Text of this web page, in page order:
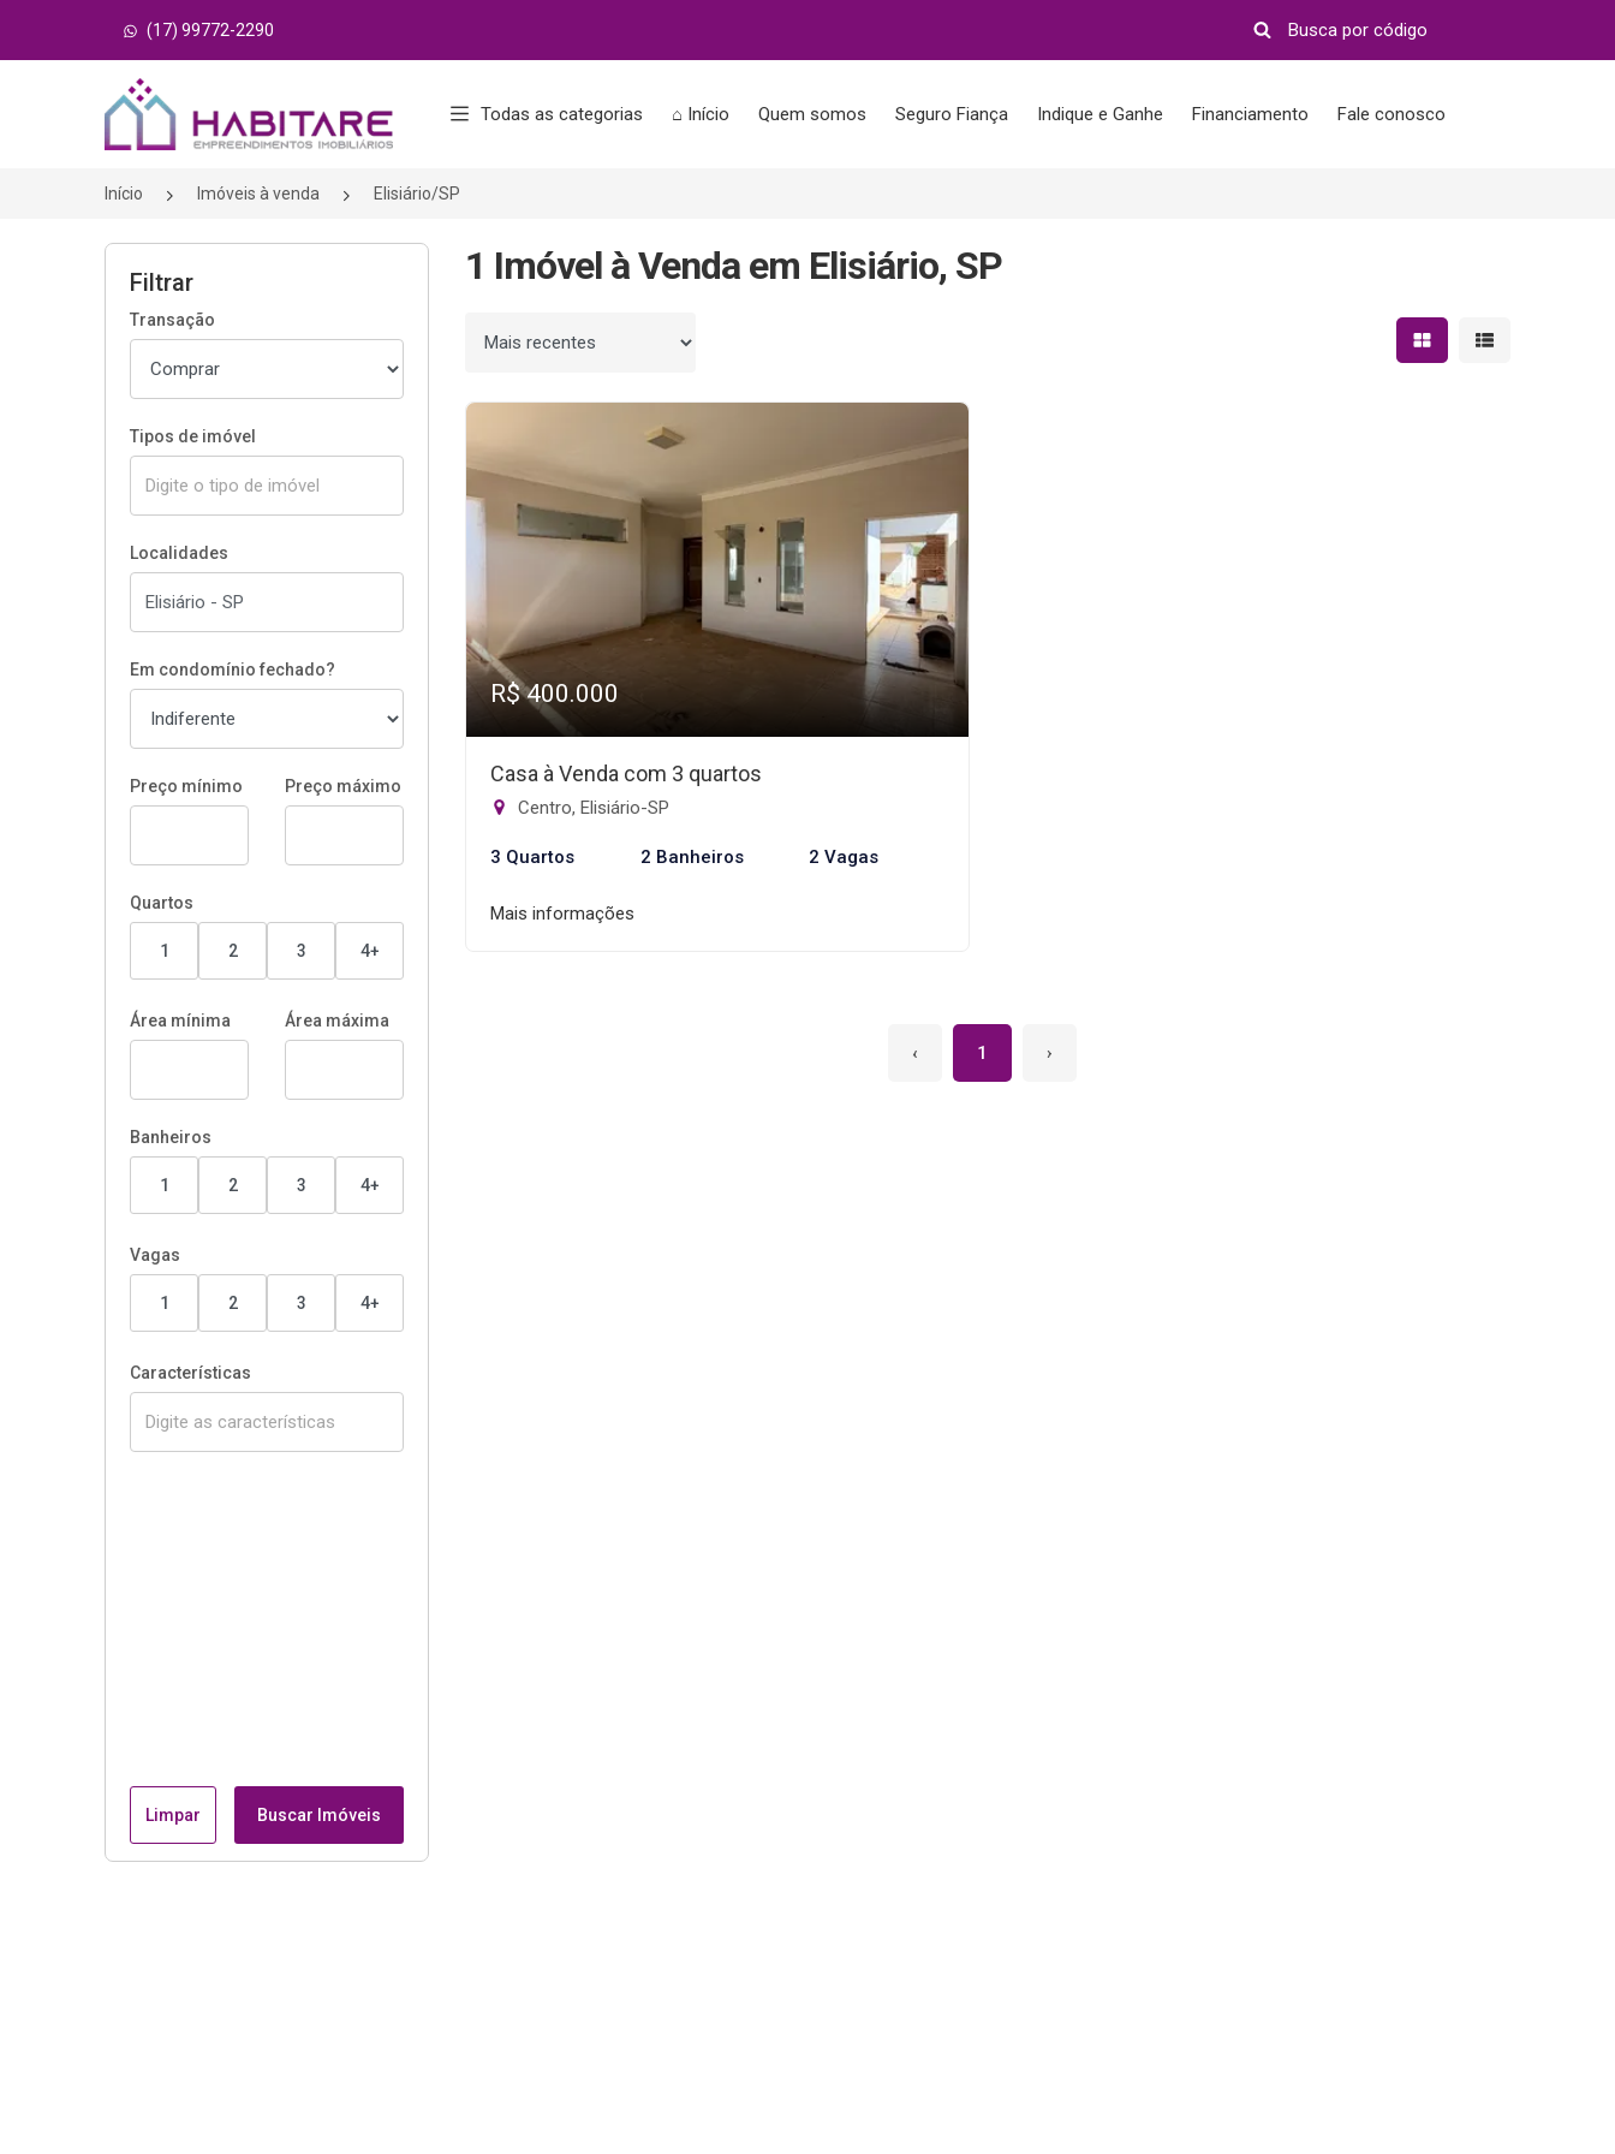
(17) 99772-2290
Página inicial
Todas as categorias ⌂ Início Quem somos Seguro Fiança Indique e Ganhe Financiamento Fale conosco
Início Imóveis à venda Elisiário/SP
Filtrar
Transação
Tipos de imóvel
Localidades
Em condomínio fechado?
Preço mínimo Preço máximo
Quartos
1 2 3 4+
Área mínima Área máxima
Banheiros
1 2 3 4+
Vagas
1 2 3 4+
Características
Limpar Buscar Imóveis
1 Imóvel à Venda em Elisiário, SP
Ordenar por Mostrar resultados em
Mostrar
R$ 400.000
Casa à Venda com 3 quartos
Centro, Elisiário-SP
3 Quartos 2 Banheiros 2 Vagas
Mais informações
‹ 1 ›